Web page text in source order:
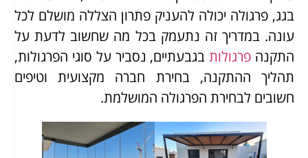
בגג, פרגולה יכולה להעניק פתרון הצללה מושלם לכל
עונה. במדריך זה נתעמק בכל מה שחשוב לדעת על
התקנה פרגולותבגבעתיים, נסביר על סוגי הפרגולות,
תהליך ההתקנה, בחירת חברה מקצועית וטיפים
חשובים לבחירת הפרגולה המושלמת.